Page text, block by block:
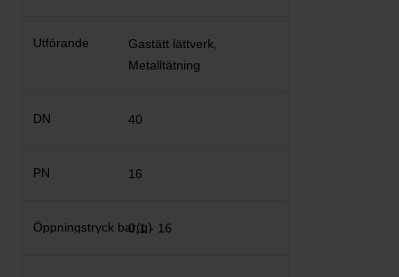
Gastätt lättverk,
Metalltätning
40
16
0,1 - 16